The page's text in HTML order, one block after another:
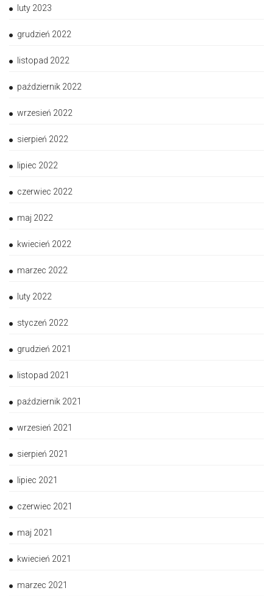
luty 2023
grudzień 2022
listopad 2022
październik 2022
wrzesień 2022
sierpień 2022
lipiec 2022
czerwiec 2022
maj 2022
kwiecień 2022
marzec 2022
luty 2022
styczeń 2022
grudzień 2021
listopad 2021
październik 2021
wrzesień 2021
sierpień 2021
lipiec 2021
czerwiec 2021
maj 2021
kwiecień 2021
marzec 2021